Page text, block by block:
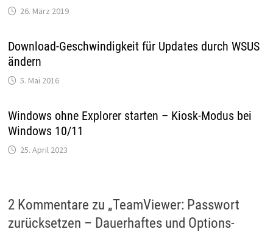
26. März 2019
Download-Geschwindigkeit für Updates durch WSUS
ändern
5. Mai 2016
Windows ohne Explorer starten – Kiosk-Modus bei
Windows 10/11
25. April 2023
2 Kommentare zu „TeamViewer: Passwort
zurücksetzen – Dauerhaftes und Options-